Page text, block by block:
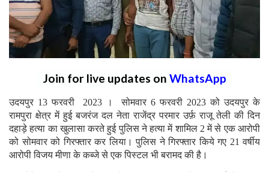
Join for live updates on WhatsApp
उदयपुर 13 फरवरी 2023 । सोमवार 6 फरवरी 2023 को उदयपुर के
रामपुरा क्षेत्र में हुई बजरंज दल नेता राजेंद्र परमार उर्फ़ राजू तेली की दिन
दहाड़े हत्या का खुलासा करते हुई पुलिस ने हत्या में शामिल 2 में से एक आरोपी
को सोमवार को गिरफ्तार कर लिया। पुलिस ने गिरफ्तार किये गए 21 वर्षीय
आरोपी विजय मीणा के कब्जे से एक पिस्टल भी बरामद की है।